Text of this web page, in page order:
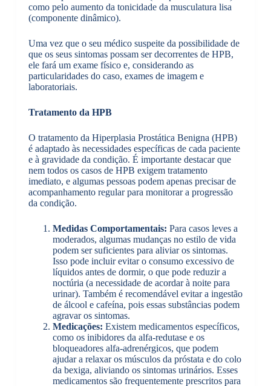
como pelo aumento da tonicidade da musculatura lisa
(componente dinâmico).
Uma vez que o seu médico suspeite da possibilidade de
que os seus sintomas possam ser decorrentes de HPB,
ele fará um exame físico e, considerando as
particularidades do caso, exames de imagem e
laboratoriais.
Tratamento da HPB
O tratamento da Hiperplasia Prostática Benigna (HPB)
é adaptado às necessidades específicas de cada paciente
e à gravidade da condição. É importante destacar que
nem todos os casos de HPB exigem tratamento
imediato, e algumas pessoas podem apenas precisar de
acompanhamento regular para monitorar a progressão
da condição.
Medidas Comportamentais: Para casos leves a
moderados, algumas mudanças no estilo de vida
podem ser suficientes para aliviar os sintomas.
Isso pode incluir evitar o consumo excessivo de
líquidos antes de dormir, o que pode reduzir a
noctúria (a necessidade de acordar à noite para
urinar). Também é recomendável evitar a ingestão
de álcool e cafeína, pois essas substâncias podem
agravar os sintomas.
Medicações: Existem medicamentos específicos,
como os inibidores da alfa-redutase e os
bloqueadores alfa-adrenérgicos, que podem
ajudar a relaxar os músculos da próstata e do colo
da bexiga, aliviando os sintomas urinários. Esses
medicamentos são frequentemente prescritos para